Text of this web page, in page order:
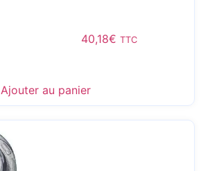
40,18€ TTC
Ajouter au panier